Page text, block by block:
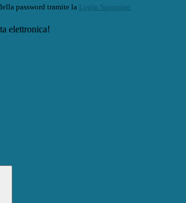
password tramite la Login Spaggiari
elettronica!